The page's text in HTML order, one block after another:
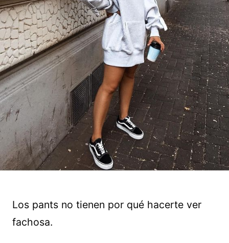
Los pants no tienen por qué hacerte ver
fachosa.